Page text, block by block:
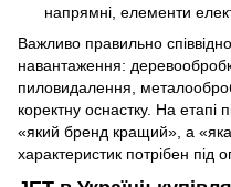
напрямні, елементи
Важливо правильно
навантаження:
пиловидалення,
коректну оснастку. На етапі
«який бренд кращий», а
характеристик потрібен під